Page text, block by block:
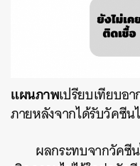
แผนภาพเปรียบเทียบอ
ภายหลังจากได้รับวัคซีน
ผลกระทบจากวัคซี